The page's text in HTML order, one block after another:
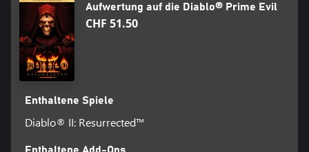
Aufwertung auf die Diablo® Prime Evil
CHF 51.50
Enthaltene Spiele
Diablo® II: Resurrected™
Enthaltene Add-Ons